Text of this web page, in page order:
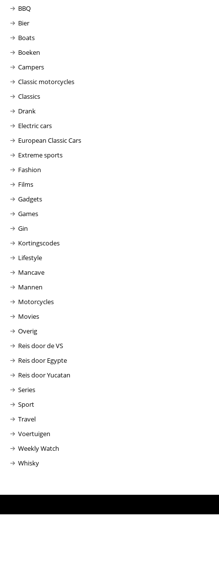
BBQ
Bier
Boats
Boeken
Campers
Classic motorcycles
Classics
Drank
Electric cars
European Classic Cars
Extreme sports
Fashion
Films
Gadgets
Games
Gin
Kortingscodes
Lifestyle
Mancave
Mannen
Motorcycles
Movies
Overig
Reis door de VS
Reis door Egypte
Reis door Yucatan
Series
Sport
Travel
Voertuigen
Weekly Watch
Whisky